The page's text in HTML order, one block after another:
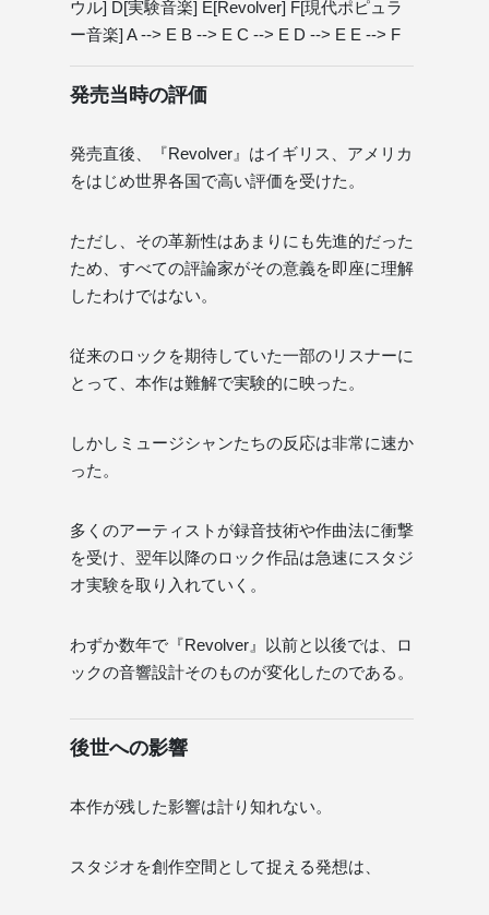
ウル] D[実験音楽] E[Revolver] F[現代ポピュラ
ー音楽] A --> E B --> E C --> E D --> E E --> F
発売当時の評価
発売直後、『Revolver』はイギリス、アメリカ
をはじめ世界各国で高い評価を受けた。
ただし、その革新性はあまりにも先進的だった
ため、すべての評論家がその意義を即座に理解
したわけではない。
従来のロックを期待していた一部のリスナーに
とって、本作は難解で実験的に映った。
しかしミュージシャンたちの反応は非常に速か
った。
多くのアーティストが録音技術や作曲法に衝撃
を受け、翌年以降のロック作品は急速にスタジ
オ実験を取り入れていく。
わずか数年で『Revolver』以前と以後では、ロ
ックの音響設計そのものが変化したのである。
後世への影響
本作が残した影響は計り知れない。
スタジオを創作空間として捉える発想は、